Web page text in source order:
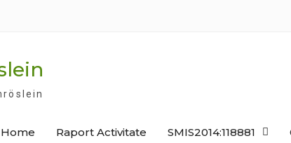
Home Raport Activitate SMIS2014:118881